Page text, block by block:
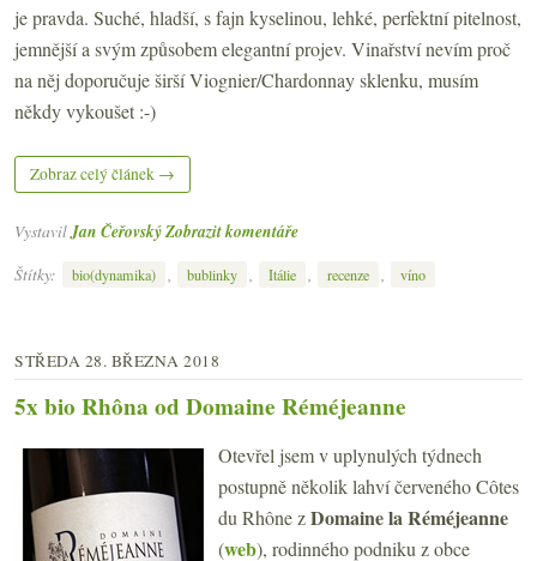
je pravda. Suché, hladší, s fajn kyselinou, lehké, perfektní pitelnost,
jemnější a svým způsobem elegantní projev. Vinařství nevím proč
na něj doporučuje širší Viognier/Chardonnay sklenku, musím
někdy vykoušet :-)
Zobraz celý článek →
Vystavil Jan ČeřovskýZobrazit komentáře
Štítky:
bio(dynamika) , bublinky , Itálie , recenze , víno
STŘEDA 28. BŘEZNA 2018
5x bio Rhôna od Domaine Réméjeanne
Otevřel jsem v uplynulých týdnech
postupně několik lahví červeného Côtes
du Rhône zDomaine la Réméjeanne
(web), rodinného podniku z obce